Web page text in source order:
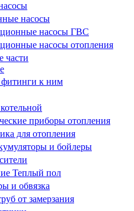
насосы
насосы ГВС
насосы отопления
части
к ним
приборы отопления
для отопления
и бойлеры
Теплый пол
и обвязка
от замерзания